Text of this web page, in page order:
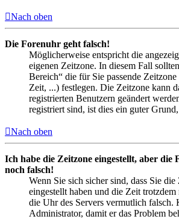
Nach oben
Die Forenuhr geht falsch!
Möglicherweise entspricht die
eigenen Zeitzone. In diesem Fall
Bereich“ die für Sie passende
Zeit, ...) festlegen. Die Zeitzone kann
registrierten Benutzern geändert
registriert sind, ist dies ein guter
Nach oben
Ich habe die Zeitzone eingestellt, aber die
noch falsch!
Wenn Sie sich sicher sind, dass Sie
eingestellt haben und die Zeit
die Uhr des Servers vermutlich falsch.
Administrator, damit er das Problem